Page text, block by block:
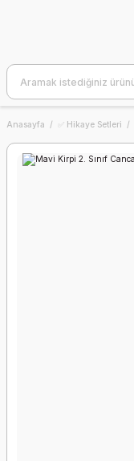
Anasayfa ✅ Hikaye Setleri